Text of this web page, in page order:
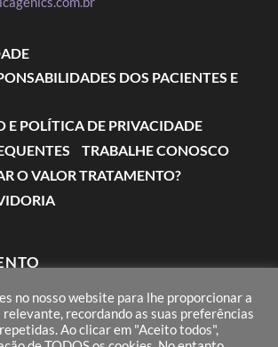
DOS PACIENTES E
E POLÍTICA DE PRIVACIDADE
TRABALHE CONOSCO
O VALOR TRATAMENTO?
7:00 às 18:00
12:00
no nosso website para lhe proporcionar a
recordando as suas preferências
Ao clicar em "Aceito todos",